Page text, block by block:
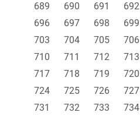
689
690 691 692
696
697 698 699
703
704 705 706
710
711 712 713
717
718 719 720
724
725 726 727
731
732 733 734